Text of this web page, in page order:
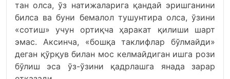
тан олса, ўз натижаларига қандай эришганини
билса ва буни бемалол тушунтира олса, ўзини
«сотиш» учун ортиқча ҳаракат қилиши шарт
эмас. Аксинча, «бошқа таклифлар бўлмайди»
деган қўрқув билан мос келмайдиган ишга рози
бўлиш эса ўз-ўзини қадрлашга янада зарар